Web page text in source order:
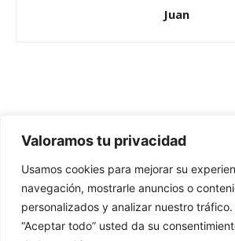
Valoramos tu privacidad
Usamos cookies para mejorar su
navegación, mostrarle anuncios o
personalizados y analizar nuestro
“Aceptar todo” usted da su
Juan
Redes Cristianas
Una mirada alternativa sobre la Iglesia católica y
- Colectivos de Redes Cristianas